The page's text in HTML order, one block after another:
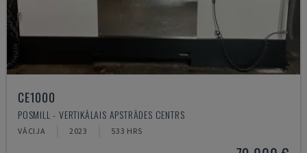
CE1000
POSMILL - VERTIKĀLAIS APSTRĀDES CENTRS
VĀCIJA 2023 533 HRS